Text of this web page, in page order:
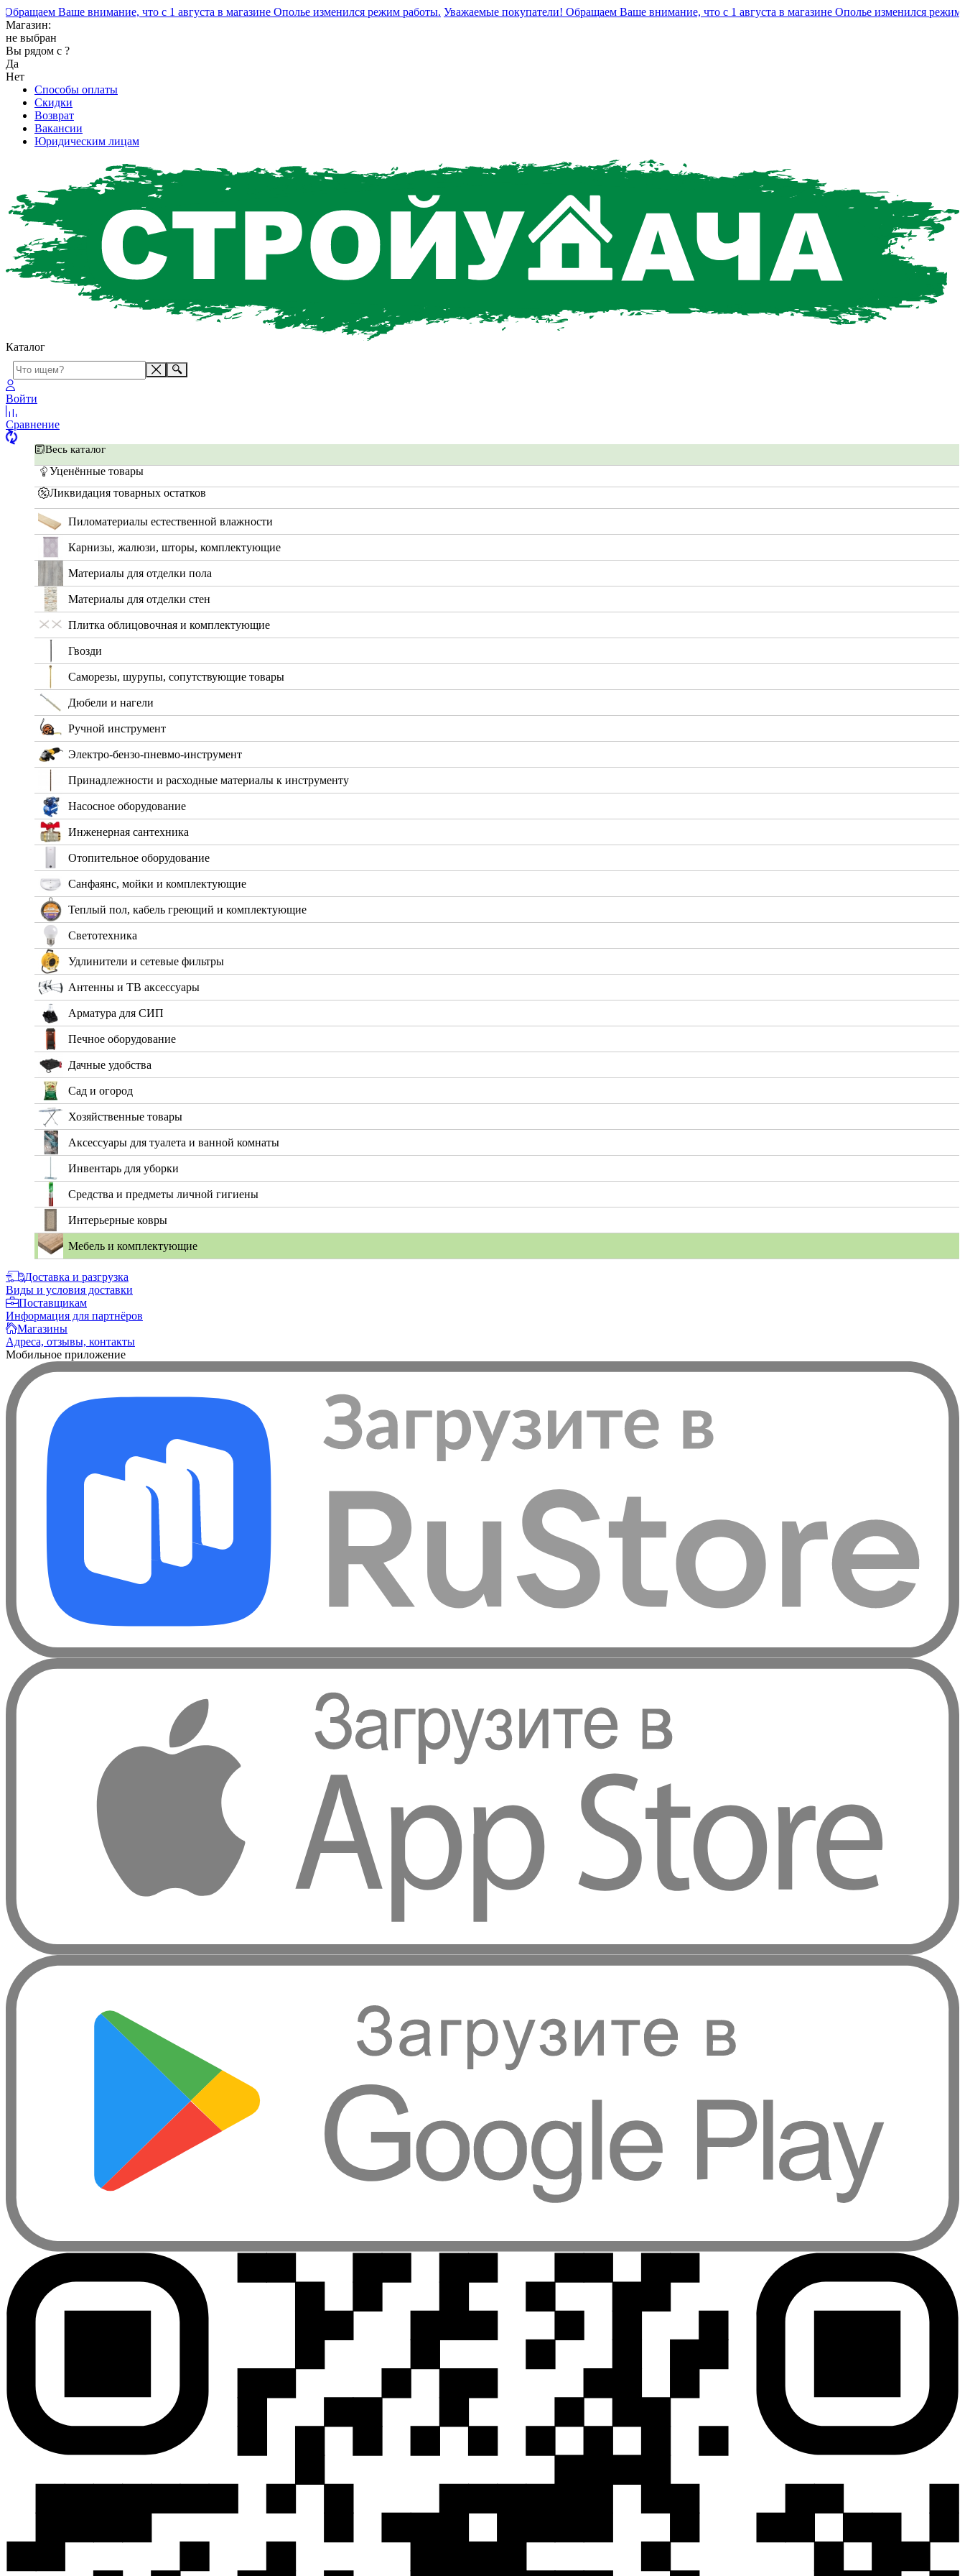
Ваше внимание, что с 1 августа в магазине Ополье изменился режим работы. Уважаемые покупатели! Обращаем Ваше внимание, что с 1 августа в магазине Ополье изменился режим
Магазин:
не выбран
Вы рядом с ?
Да
Нет
Способы оплаты
Скидки
Возврат
Вакансии
Юридическим лицам
Каталог
Войти
Сравнение
Весь каталог
Уценённые товары
Ликвидация товарных остатков
Пиломатериалы естественной влажности
Карнизы, жалюзи, шторы, комплектующие
Материалы для отделки пола
Материалы для отделки стен
Плитка облицовочная и комплектующие
Гвозди
Саморезы, шурупы, сопутствующие товары
Дюбели и нагели
Ручной инструмент
Электро-бензо-пневмо-инструмент
Принадлежности и расходные материалы к инструменту
Насосное оборудование
Инженерная сантехника
Отопительное оборудование
Санфаянс, мойки и комплектующие
Теплый пол, кабель греющий и комплектующие
Светотехника
Удлинители и сетевые фильтры
Антенны и ТВ аксессуары
Арматура для СИП
Печное оборудование
Дачные удобства
Сад и огород
Хозяйственные товары
Аксессуары для туалета и ванной комнаты
Инвентарь для уборки
Средства и предметы личной гигиены
Интерьерные ковры
Мебель и комплектующие
Доставка и разгрузка
Виды и условия доставки
Поставщикам
Информация для партнёров
Магазины
Адреса, отзывы, контакты
Мобильное приложение